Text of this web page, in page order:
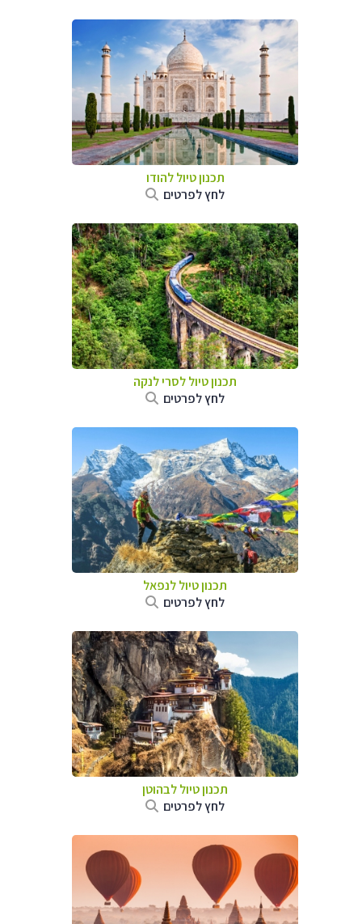
תכנון טיוללהודו
לחץ לפרטים
תכנון טיוללסרי לנקה
לחץ לפרטים
תכנון טיול לנפאל
לחץ לפרטים
תכנון טיול לבהוטן
לחץ לפרטים